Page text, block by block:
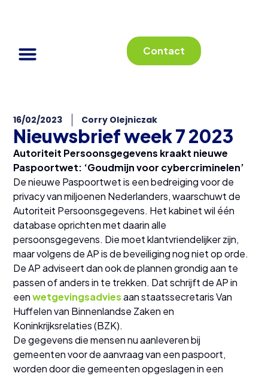
Contact
16/02/2023 Corry Olejniczak
Nieuwsbrief week 7 2023
Autoriteit Persoonsgegevens kraakt nieuwe
Paspoortwet: ‘Goudmijn voor cybercriminelen’
De nieuwe Paspoortwet is een bedreiging voor de
privacy van miljoenen Nederlanders, waarschuwt de
Autoriteit Persoonsgegevens. Het kabinet wil één
database oprichten met daarin alle
persoonsgegevens. Die moet klantvriendelijker zijn,
maar volgens de AP is de beveiliging nog niet op orde.
De AP adviseert dan ook de plannen grondig aan te
passen of anders in te trekken. Dat schrijft de AP in
eenwetgevingsadviesaan staatssecretaris Van
Huffelen van Binnenlandse Zaken en
Koninkrijksrelaties (BZK).
De gegevens die mensen nu aanleveren bij
gemeenten voor de aanvraag van een paspoort,
worden door die gemeenten opgeslagen in een